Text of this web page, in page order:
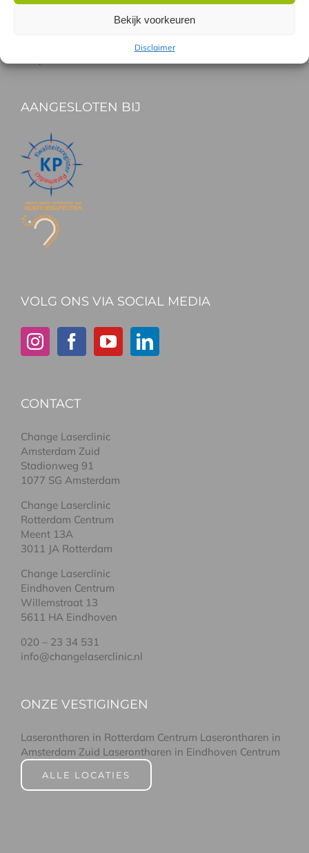
Bekijk voorkeuren
Disclaimer
Gratis proefbehandeling
Vergoeding Zorgverzekeraars
AANGESLOTEN BIJ
VOLG ONS VIA SOCIAL MEDIA
CONTACT
Change Laserclinic
Amsterdam Zuid
Stadionweg 91
1077 SG Amsterdam
Change Laserclinic
Rotterdam Centrum
Meent 13A
3011 JA Rotterdam
Change Laserclinic
Eindhoven Centrum
Willemstraat 13
5611 HA Eindhoven
020 – 23 34 531
info@changelaserclinic.nl
ONZE VESTIGINGEN
Laserontharen in Rotterdam Centrum Laserontharen in
Amsterdam Zuid Laserontharen in Eindhoven Centrum
ALLE LOCATIES